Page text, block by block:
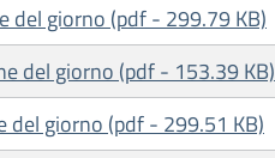
del giorno (pdf - 299.79 KB)
del giorno (pdf - 153.39 KB)
del giorno (pdf - 299.51 KB)